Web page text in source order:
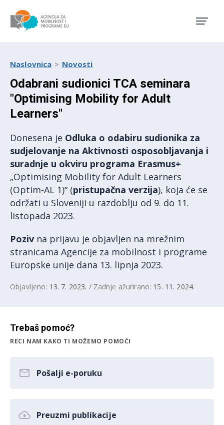
Naslovnica Novosti
Odabrani sudionici TCA seminara
"Optimising Mobility for Adult
Learners"
Donesena je Odluka o odabiru sudionika za
sudjelovanje na Aktivnosti osposobljavanja i
suradnje u okviru programa Erasmus+
„Optimising Mobility for Adult Learners
(Optim-AL 1)“ (pristupačna verzija), koja će se
održati u Sloveniji u razdoblju od 9. do 11.
listopada 2023.
Poziv na prijavu je objavljen na mrežnim
stranicama Agencije za mobilnost i programe
Europske unije dana 13. lipnja 2023.
Objavljeno: 13. 7. 2023. / Zadnje ažurirano: 15. 11. 2024.
Trebaš pomoć?
RECI NAM KAKO TI MOŽEMO POMOĆI
Pošalji e-poruku
Preuzmi publikacije